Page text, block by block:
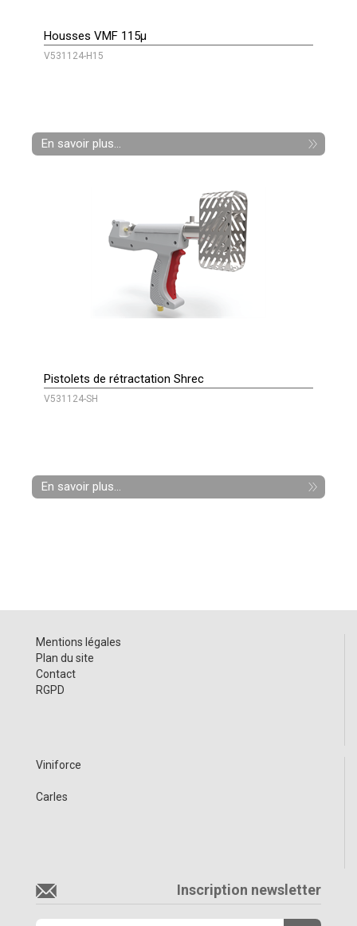
Housses VMF 115µ
V531124-H15
En savoir plus...
Pistolets de rétractation Shrec
V531124-SH
En savoir plus...
Mentions légales
Plan du site
Contact
RGPD
Viniforce
Carles
Inscription newsletter